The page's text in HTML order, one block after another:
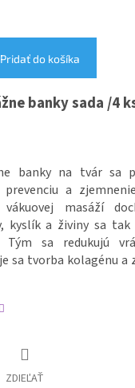
Pridať do košíka
banky sada /4
banky na tvár sa
a
vákuovej masáží
kyslík a živiny sa tak
Tým sa redukujú
sa tvorba kolagénu a
ZDIEĽAŤ